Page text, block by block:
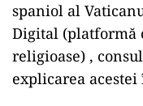
spaniol al
Digital (platformă
religioase) ,
explicarea